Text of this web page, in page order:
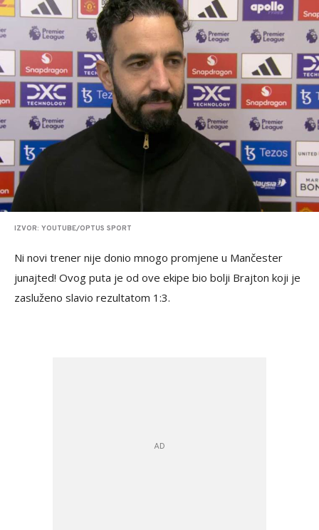
IZVOR: YOUTUBE/OPTUS SPORT
Ni novi trener nije donio mnogo promjene u Mančester
junajted! Ovog puta je od ove ekipe bio bolji Brajton koji je
zasluženo slavio rezultatom 1:3.